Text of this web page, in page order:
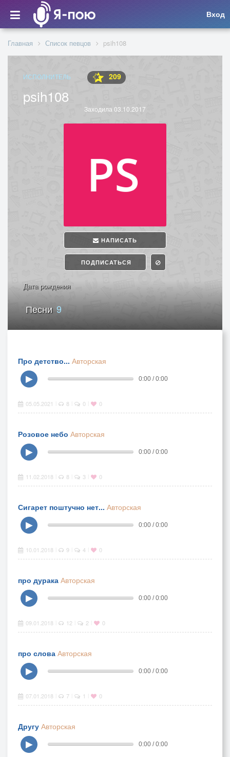
Вход
Главная Список певцов psih108
ИСПОЛНИТЕЛЬ 209
psih108
Заходила 03.10.2017
НАПИСАТЬ
ПОДПИСАТЬСЯ
Дата рождения
Песни 9
Про детство... Авторская
▶
0:00 / 0:00
05.05.2021 8 0 0
Розовое небо Авторская
▶
0:00 / 0:00
11.02.2018 8 3 0
Сигарет поштучно нет... Авторская
▶
0:00 / 0:00
10.01.2018 9 4 0
про дурака Авторская
▶
0:00 / 0:00
09.01.2018 12 2 0
про слова Авторская
▶
0:00 / 0:00
07.01.2018 7 1 0
Другу Авторская
▶
0:00 / 0:00